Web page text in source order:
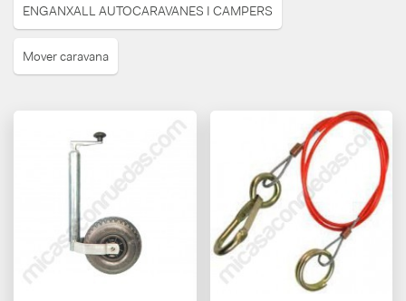
ENGANXALL AUTOCARAVANES I CAMPERS
Mover caravana